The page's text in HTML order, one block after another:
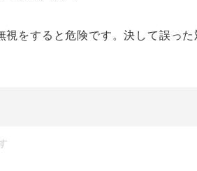
をすると危険です。決して誤った